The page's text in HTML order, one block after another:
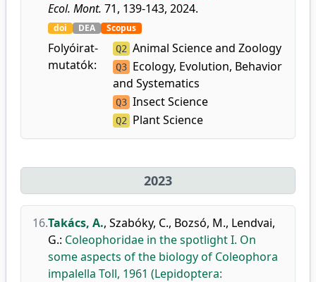
Ecol. Mont. 71, 139-143, 2024.
doi DEA Scopus
Folyóirat-
mutatók:
Q2 Animal Science and Zoology
Q3 Ecology, Evolution, Behavior
and Systematics
Q3 Insect Science
Q2 Plant Science
2023
16.Takács, A., Szabóky, C., Bozsó, M., Lendvai,
G.: Coleophoridae in the spotlight I. On
some aspects of the biology of Coleophora
impalella Toll, 1961 (Lepidoptera: